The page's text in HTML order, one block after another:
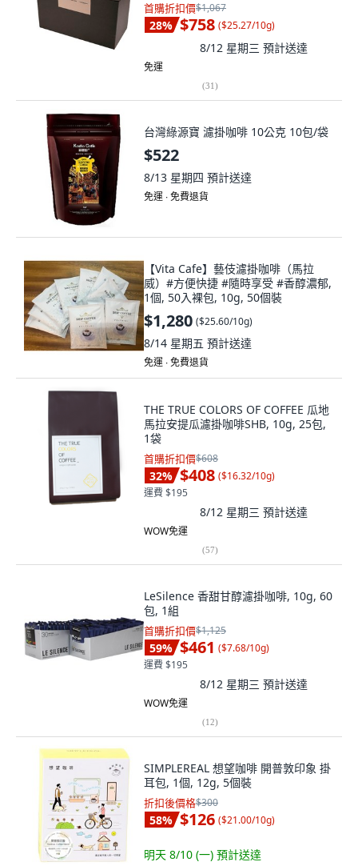
首購折扣價$1,067
28% $758 ($25.27/10g)
8/12 星期三 預計送達
免運
(31)
台灣綠源寶 濾掛咖啡 10公克 10包/袋
$522
8/13 星期四 預計送達
免運 ∙ 免費退貨
【Vita Cafe】藝伎濾掛咖啡（馬拉
威）#方便快捷 #隨時享受 #香醇濃郁,
1個, 50入裸包, 10g, 50個裝
$1,280 ($25.60/10g)
8/14 星期五 預計送達
免運 ∙ 免費退貨
THE TRUE COLORS OF COFFEE 瓜地
馬拉安提瓜濾掛咖啡SHB, 10g, 25包,
1袋
首購折扣價$608
32% $408 ($16.32/10g)
運費 $195
8/12 星期三 預計送達
WOW免運
(57)
LeSilence 香甜甘醇濾掛咖啡, 10g, 60
包, 1組
首購折扣價$1,125
59% $461 ($7.68/10g)
運費 $195
8/12 星期三 預計送達
WOW免運
(12)
SIMPLEREAL 想望咖啡 開普敦印象 掛
耳包, 1個, 12g, 5個裝
折扣後價格$300
58% $126 ($21.00/10g)
明天 8/10 (一) 預計送達